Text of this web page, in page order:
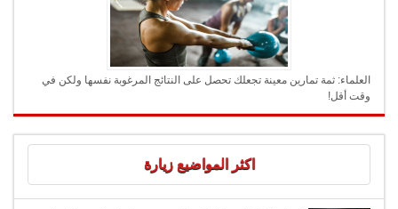
العلماء: ثمة تمارين معينة تجعلك تحصل على النتائج المرغوبة نفسها ولكن في
وقت أقل!
اكثر المواضيع زيارة